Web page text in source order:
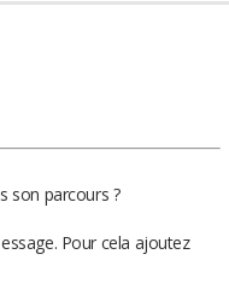
son parcours ?
Pour cela ajoutez